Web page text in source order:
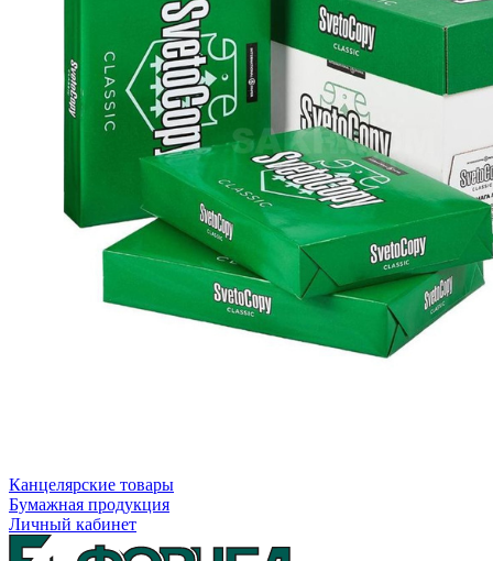
Канцелярские товары
Бумажная продукция
Личный кабинет